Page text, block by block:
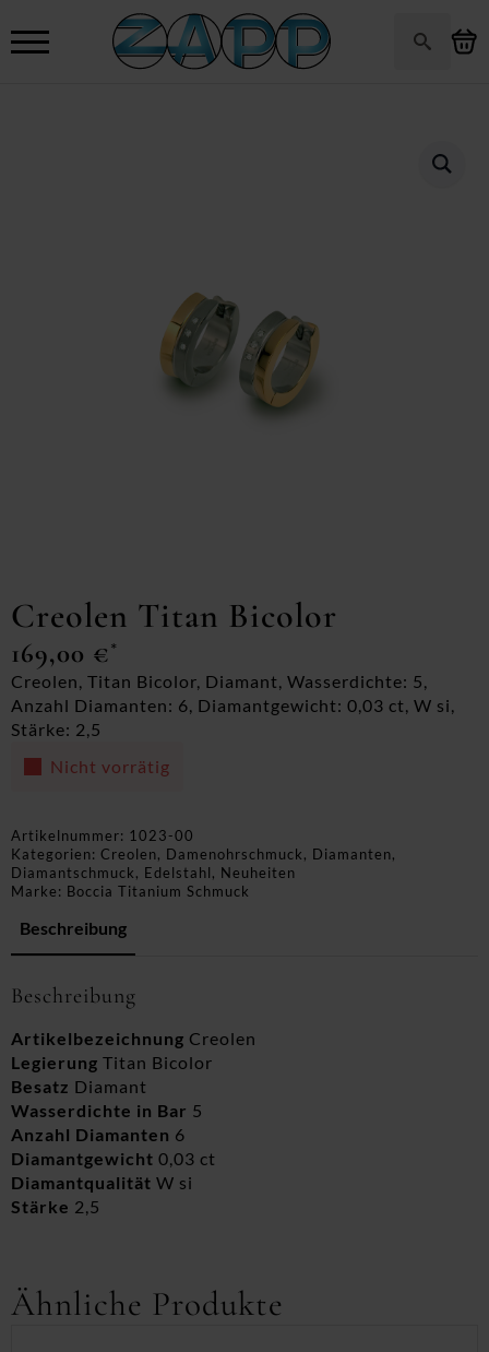
Creolen Titan Bicolor
169,00 €*
Creolen, Titan Bicolor, Diamant, Wasserdichte: 5,
Anzahl Diamanten: 6, Diamantgewicht: 0,03 ct, W si,
Stärke: 2,5
Nicht vorrätig
Artikelnummer: 1023-00
Kategorien: Creolen, Damenohrschmuck, Diamanten,
Diamantschmuck, Edelstahl, Neuheiten
Marke: Boccia Titanium Schmuck
Beschreibung
Beschreibung
Artikelbezeichnung Creolen
Legierung Titan Bicolor
Besatz Diamant
Wasserdichte in Bar 5
Anzahl Diamanten 6
Diamantgewicht 0,03 ct
Diamantqualität W si
Stärke 2,5
Ähnliche Produkte